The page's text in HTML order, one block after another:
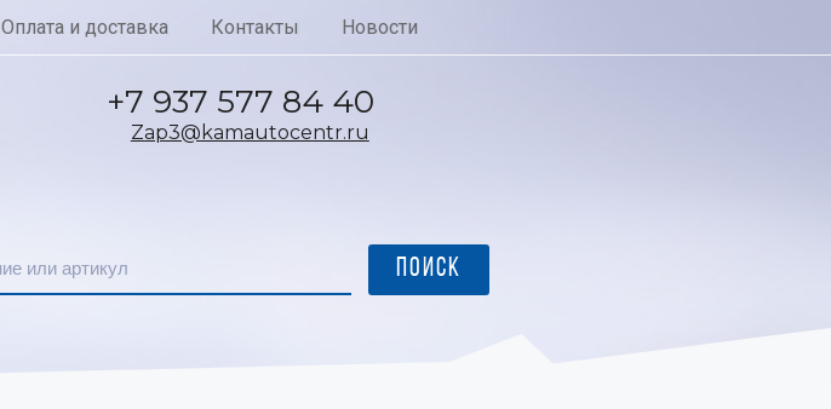
Оплата и доставка Контакты Новости
Zap3@kamautocentr.ru
+7 937 577 84 40